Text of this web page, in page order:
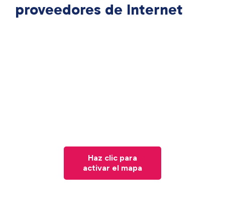
proveedores de Internet
Haz clic para
activar el mapa